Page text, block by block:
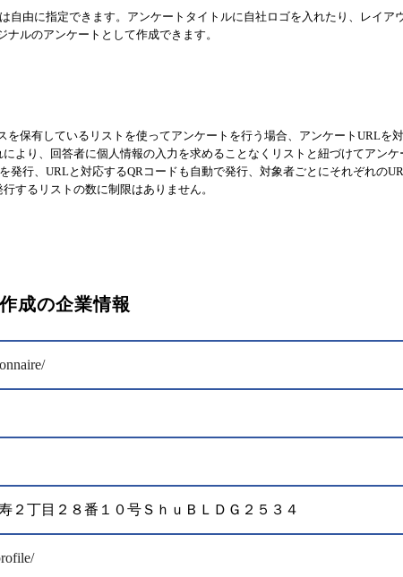
自由に指定できます。アンケートタイトルに自社ロゴを入れたり、レイア
ルのアンケートとして作成できます。
保有しているリストを使ってアンケートを行う場合、アンケートURLを
より、回答者に個人情報の入力を求めることなくリストと紐づけてアンケ
発行、URLと対応するQRコードも自動で発行、対象者ごとにそれぞれの
するリストの数に制限はありません。
成の企業情報
２丁目２８番１０号ＳｈｕＢＬＤＧ２５３４